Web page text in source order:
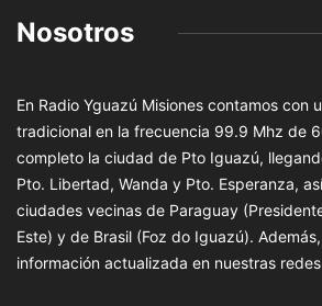
Nosotros
En Radio Yguazú Misiones contamos con
tradicional en la frecuencia 99.9 Mhz de
completo la ciudad de Pto Iguazú,
Pto. Libertad, Wanda y Pto. Esperanza,
ciudades vecinas de Paraguay
Este) y de Brasil (Foz do Iguazú).
información actualizada en nuestras